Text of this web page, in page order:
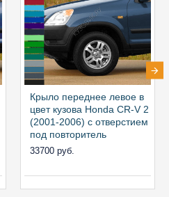
Крыло переднее левое в
цвет кузова Honda CR-V 2
(2001-2006) с отверстием
под повторитель
33700 руб.